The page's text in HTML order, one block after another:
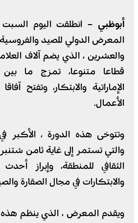
أبوظبي –انطلقت اليوم السبت
المعرض الدولي للصيد
قطاعا متنوعا، تمزج ما بين
الإماراتية والابتكار، وتفتح
الأعمال.
وتتوخى هذه الدورة ، الأكبر
والتي تستمر إلى غاية ثامن شتنبر
الثقافي للمنطقة، وإبراز
والابتكارات في مجال الصقارة
ويقدم المعرض ، الذي ينظم